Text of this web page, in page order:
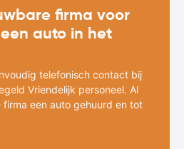
firma voor
auto in het
telefonisch contact bij
Vriendelijk personeel. Al
een auto gehuurd en tot